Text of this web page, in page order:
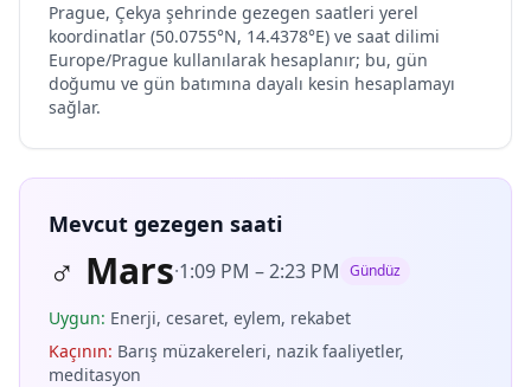
Prague, Çekya şehrinde gezegen saatleri yerel
koordinatlar (50.0755°N, 14.4378°E) ve saat dilimi
Europe/Prague kullanılarak hesaplanır; bu, gün
doğumu ve gün batımına dayalı kesin hesaplamayı
sağlar.
Mevcut gezegen saati
♂ Mars·1:09 PM –2:23 PM Gündüz
Uygun: Enerji, cesaret, eylem, rekabet
Kaçının: Barış müzakereleri, nazik faaliyetler,
meditasyon